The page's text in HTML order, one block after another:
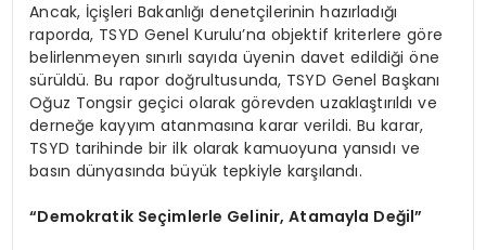
Ancak, İçişleri Bakanlığı denetçilerinin hazırladığı
raporda, TSYD Genel Kurulu’na objektif kriterlere göre
belirlenmeyen sınırlı sayıda üyenin davet edildiği öne
sürüldü. Bu rapor doğrultusunda, TSYD Genel Başkanı
Oğuz Tongsir geçici olarak görevden uzaklaştırıldı ve
derneğe kayyım atanmasına karar verildi. Bu karar,
TSYD tarihinde bir ilk olarak kamuoyuna yansıdı ve
basın dünyasında büyük tepkiyle karşılandı.
“Demokratik Seçimlerle Gelinir, Atamayla Değil”